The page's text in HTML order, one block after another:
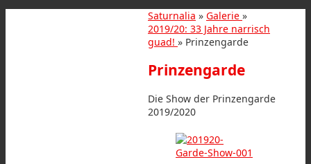
Saturnalia » Galerie »
2019/20: 33 Jahre narrisch
guad! » Prinzengarde
Prinzengarde
Die Show der Prinzengarde
2019/2020